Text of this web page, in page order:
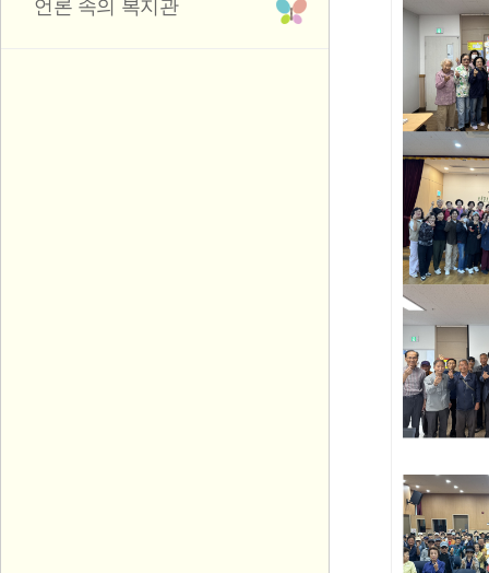
언론 속의 복지관